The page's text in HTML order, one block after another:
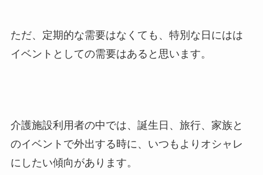
ただ、定期的な需要はなくても、特別な日にはは
イベントとしての需要はあると思います。
介護施設利用者の中では、誕生日、旅行、家族と
のイベントで外出する時に、いつもよりオシャレ
にしたい傾向があります。